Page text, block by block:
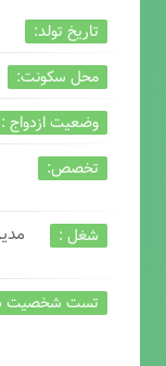
تاریخ تولد:
محل سکونت:
وضعیت ازدواج :
تخصص:
شغل :
تست شخصیت